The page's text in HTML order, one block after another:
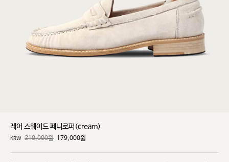
레어 스웨이드 페니로퍼(cream)
KRW 210,000원 179,000원